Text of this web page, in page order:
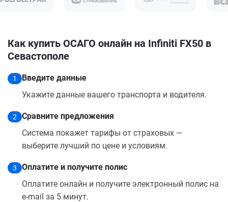
Как купить ОСАГО онлайн на Infiniti FX50 в
Севастополе
1
Введите данные
Укажите данные вашего транспорта и водителя.
2
Сравните предложения
Система покажет тарифы от страховых —
выберите лучший по цене и условиям.
3
Оплатите и получите полис
Оплатите онлайн и получите электронный полис на
e-mail за 5 минут.